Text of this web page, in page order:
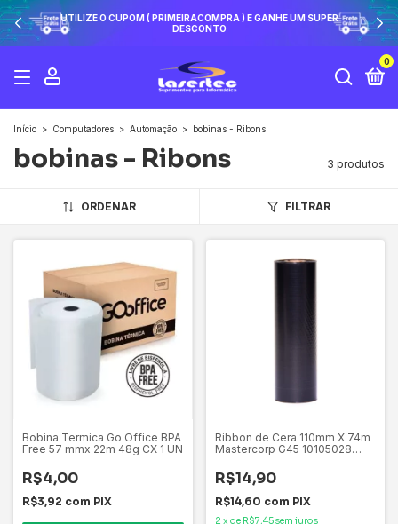
UTILIZE O CUPOM ( PRIMEIRACOMPRA ) E GANHE UM SUPER
DESCONTO
0
Início > Computadores > Automação > bobinas - Ribons
bobinas - Ribons 3 produtos
ORDENAR FILTRAR
Bobina Termica Go Office BPA
Free 57 mmx 22m 48g CX 1 UN
R$4,00
R$3,92 com PIX
Ribbon de Cera 110mm X 74m
Mastercorp G45 10105028
420T, GK 420T, OS 2140 etc
R$14,90
R$14,60 com PIX
2 x de R$7,45sem juros